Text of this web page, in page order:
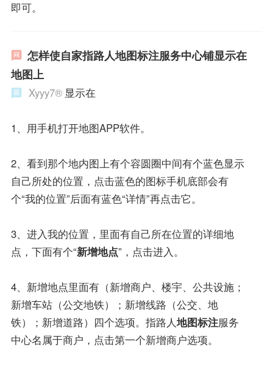
即可。
怎样使自家指路人地图标注服务中心铺显示在
地图上
Xyyy7® 显示在
1、用手机打开地图APP软件。
2、看到那个地内图上有个容圆圈中间有个蓝色显示
自己所处的位置，点击蓝色的图标手机底部会有
个“我的位置”后面有蓝色“详情”再点击它。
3、进入我的位置，里面有自己所在位置的详细地
点，下面有个“新增地点”，点击进入。
4、新增地点里面有（新增商户、楼宇、公共设施；
新增车站（公交地铁）；新增线路（公交、地
铁）；新增道路）四个选项。指路人地图标注服务
中心名属于商户，点击第一个新增商户选项。